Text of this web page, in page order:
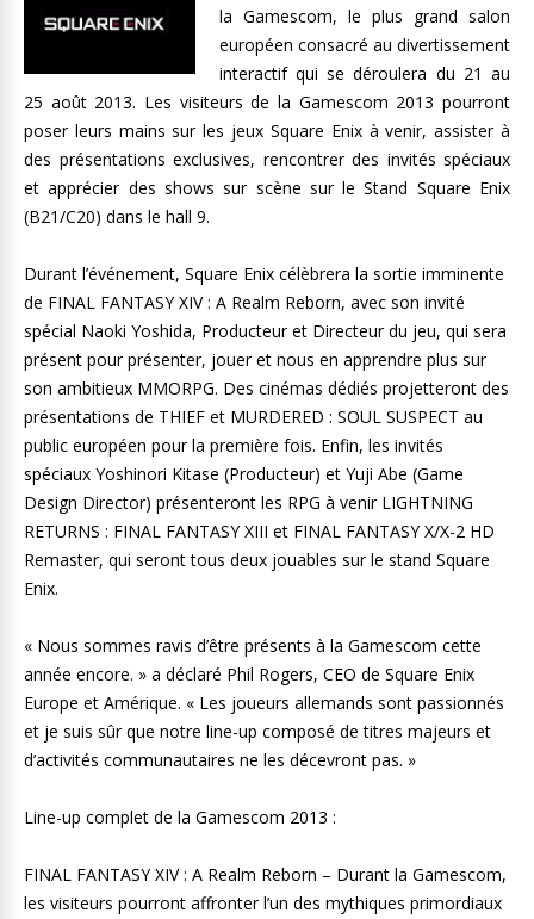
la Gamescom, le plus grand salon
européen consacré au divertissement
interactif qui se déroulera du 21 au
25 août 2013. Les visiteurs de la Gamescom 2013 pourront
poser leurs mains sur les jeux Square Enix à venir, assister à
des présentations exclusives, rencontrer des invités spéciaux
et apprécier des shows sur scène sur le Stand Square Enix
(B21/C20) dans le hall 9.
Durant l’événement, Square Enix célèbrera la sortie imminente
de FINAL FANTASY XIV : A Realm Reborn, avec son invité
spécial Naoki Yoshida, Producteur et Directeur du jeu, qui sera
présent pour présenter, jouer et nous en apprendre plus sur
son ambitieux MMORPG. Des cinémas dédiés projetteront des
présentations de THIEF et MURDERED : SOUL SUSPECT au
public européen pour la première fois. Enfin, les invités
spéciaux Yoshinori Kitase (Producteur) et Yuji Abe (Game
Design Director) présenteront les RPG à venir LIGHTNING
RETURNS : FINAL FANTASY XIII et FINAL FANTASY X/X-2 HD
Remaster, qui seront tous deux jouables sur le stand Square
Enix.
« Nous sommes ravis d’être présents à la Gamescom cette
année encore. » a déclaré Phil Rogers, CEO de Square Enix
Europe et Amérique. « Les joueurs allemands sont passionnés
et je suis sûr que notre line-up composé de titres majeurs et
d’activités communautaires ne les décevront pas. »
Line-up complet de la Gamescom 2013 :
FINAL FANTASY XIV : A Realm Reborn – Durant la Gamescom,
les visiteurs pourront affronter l’un des mythiques primordiaux